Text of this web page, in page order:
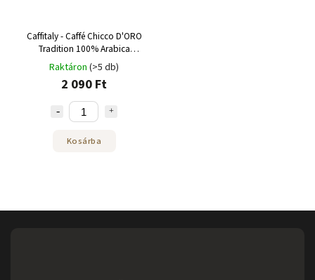
Caffitaly - Caffé Chicco D'ORO
Tradition 100% Arabica
kapszula - 10 adag
Raktáron (>5 db)
2 090 Ft
Kosárba